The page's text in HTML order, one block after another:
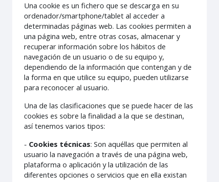
Una cookie es un fichero que se descarga en su
ordenador/smartphone/tablet al acceder a
determinadas páginas web. Las cookies permiten a
una página web, entre otras cosas, almacenar y
recuperar información sobre los hábitos de
navegación de un usuario o de su equipo y,
dependiendo de la información que contengan y de
la forma en que utilice su equipo, pueden utilizarse
para reconocer al usuario.
Una de las clasificaciones que se puede hacer de las
cookies es sobre la finalidad a la que se destinan,
así tenemos varios tipos:
- Cookies técnicas: Son aquéllas que permiten al
usuario la navegación a través de una página web,
plataforma o aplicación y la utilización de las
diferentes opciones o servicios que en ella existan